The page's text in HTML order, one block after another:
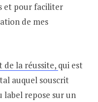
et pour faciliter
de mes
la réussite, qui est
auquel souscrit
repose sur un